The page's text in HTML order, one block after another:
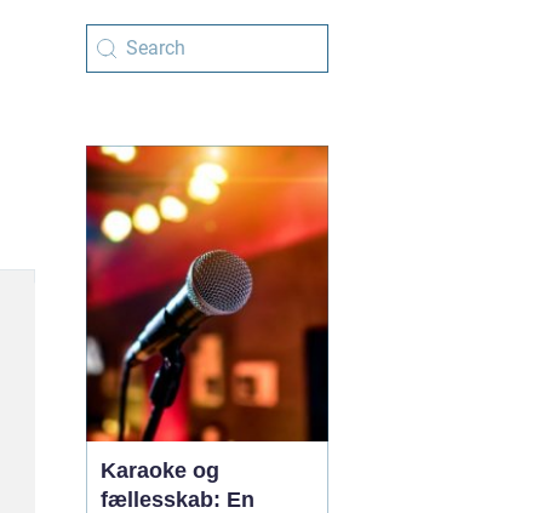
Karaoke og
fællesskab: En